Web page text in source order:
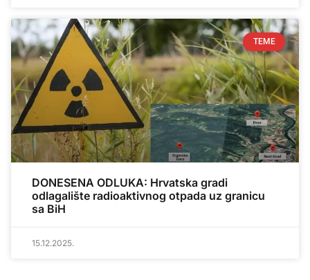
TEME
DONESENA ODLUKA: Hrvatska gradi
odlagalište radioaktivnog otpada uz granicu
sa BiH
15.12.2025.